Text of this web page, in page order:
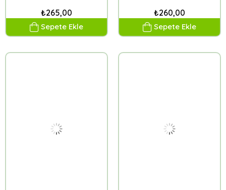
₺265,00
Sepete Ekle
₺260,00
Sepete Ekle